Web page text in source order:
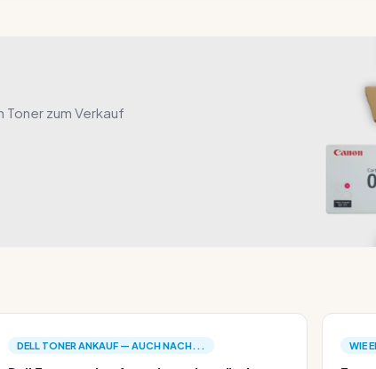
zum Verkauf
DELL TONER ANKAUF — AUCH NACH... WIE